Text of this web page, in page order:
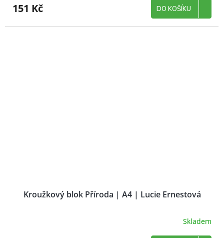
151 Kč DO KOŠÍKU
Kroužkový blok Příroda | A4 | Lucie Ernestová
Skladem